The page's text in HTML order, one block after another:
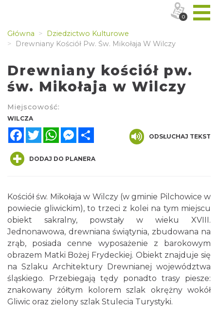
Główna
Dziedzictwo Kulturowe
Drewniany Kościół Pw. Św. Mikołaja W Wilczy
Drewniany kościół pw.
św. Mikołaja w Wilczy
Miejscowość:
WILCZA
FacebookTwitterWhatsAppMessenger
ODSŁUCHAJ TEKST
DODAJ DO PLANERA
Kościół św. Mikołaja w Wilczy (w gminie Pilchowice w
powiecie gliwickim), to trzeci z kolei na tym miejscu
obiekt sakralny, powstały w wieku XVIII.
Jednonawowa, drewniana świątynia, zbudowana na
zrąb, posiada cenne wyposażenie z barokowym
obrazem Matki Bożej Frydeckiej. Obiekt znajduje się
na Szlaku Architektury Drewnianej województwa
śląskiego. Przebiegają tędy ponadto trasy piesze:
znakowany żółtym kolorem szlak okrężny wokół
Gliwic oraz zielony szlak Stulecia Turystyki.
0